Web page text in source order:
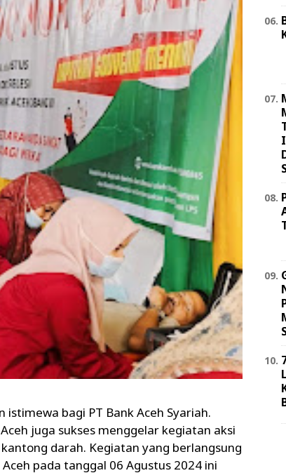
bagi PT Bank Aceh Syariah.
juga sukses menggelar kegiatan aksi
darah. Kegiatan yang berlangsung
pada tanggal 06 Agustus 2024 ini